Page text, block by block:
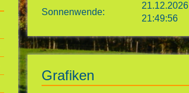
Sonnenwende:
21.12.2026
21:49:56
Grafiken